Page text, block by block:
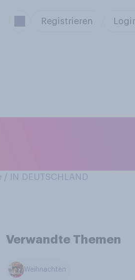
Registrieren
/ IN DEUTSCHLAND
Verwandte Themen
Weihnachten